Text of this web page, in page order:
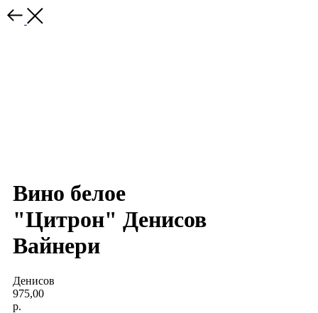
Вино белое
"Цитрон" Денисов
Вайнери
Денисов
975,00
р.